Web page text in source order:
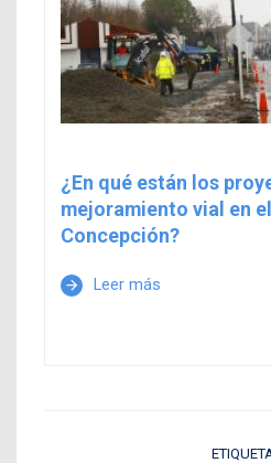
¿En qué están los
mejoramiento vial en
Concepción?
arrow_forward Leer más